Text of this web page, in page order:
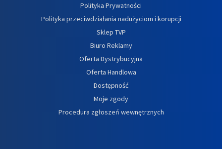
Polityka Prywatności
Polityka przeciwdziałania nadużyciom i korupcji
Sklep TVP
Biuro Reklamy
Oferta Dystrybucyjna
Oferta Handlowa
Dostępność
Moje zgody
Procedura zgłoszeń wewnętrznych